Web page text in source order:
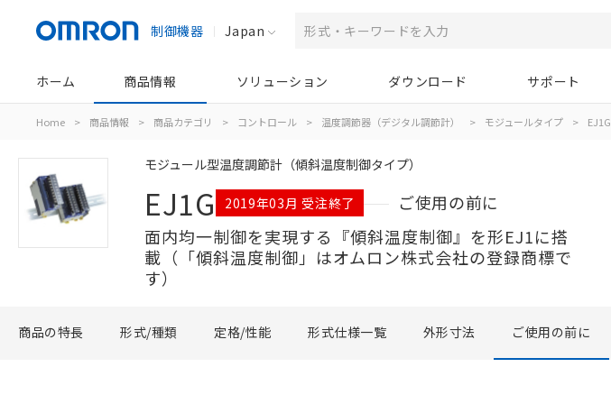
制御機器 Japan
ホーム 商品情報 ソリューション ダウンロード サポート
Home > 商品情報 > 商品カテゴリ > コントロール > 温度調節器（デジタル調節計） > モジュールタイプ > EJ1G
モジュール型温度調節計（傾斜温度制御タイプ）
EJ1G 2019年03月 受注終了
ご使用の前に
面内均一制御を実現する『傾斜温度制御』を形EJ1に搭
載（「傾斜温度制御」はオムロン株式会社の登録商標で
す）
商品の特長 形式/種類 定格/性能 形式仕様一覧 外形寸法 ご使用の前に